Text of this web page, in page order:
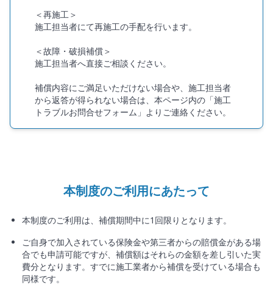
＜再施工＞
施工担当者にて再施工の手配を行います。
＜故障・破損補償＞
施工担当者へ直接ご相談ください。
補償内容にご満足いただけない場合や、施工担当者
から返答が得られない場合は、本ページ内の「施工
トラブルお問合せフォーム」よりご連絡ください。
本制度のご利用にあたって
本制度のご利用は、補償期間中に1回限りとなります。
ご自身で加入されている保険金や第三者からの賠償金がある場
合でも申請可能ですが、補償額はそれらの金額を差し引いた実
費分となります。すでに施工業者から補償を受けている場合も
同様です。